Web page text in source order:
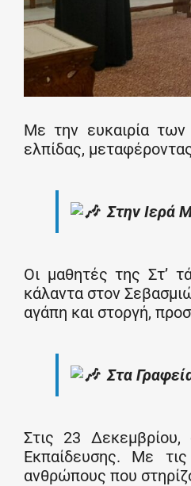
Με την ευκαιρία των
ελπίδας,
Στην Ιερά
Οι μαθητές της Στ’
κάλαντα στον
αγάπη και στοργή,
Στα
Στις 23
Εκπαίδευσης. Με
ανθρώπους που